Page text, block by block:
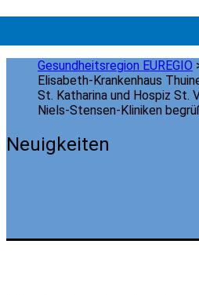
Gesundheitsregion EUREGIO
Elisabeth-Krankenhaus
St. Katharina und Hospiz St.
Niels-Stensen-Kliniken
Neuigkeiten